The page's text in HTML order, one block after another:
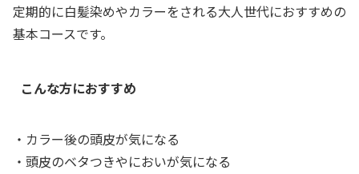
定期的に白髪染めやカラーをされる大人世代におすすめの
基本コースです。
こんな方におすすめ
・カラー後の頭皮が気になる
・頭皮のベタつきやにおいが気になる